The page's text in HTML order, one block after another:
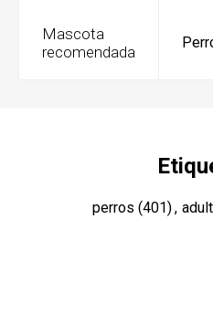
Mascota
recomendada
perros (401),